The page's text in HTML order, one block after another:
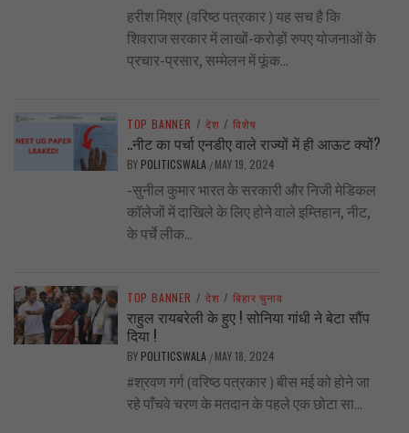
हरीश मिश्र (वरिष्ठ पत्रकार ) यह सच है कि
शिवराज सरकार में लाखों-करोड़ों रुपए योजनाओं के
प्रचार-प्रसार, सम्मेलन में फूंक...
TOP BANNER / देश / विशेष
..नीट का पर्चा एनडीए वाले राज्यों में ही आऊट क्यों?
BY POLITICSWALA / MAY 19, 2024
-सुनील कुमार भारत के सरकारी और निजी मेडिकल
कॉलेजों में दाखिले के लिए होने वाले इम्तिहान, नीट,
के पर्चे लीक...
TOP BANNER / देश / बिहार चुनाव
राहुल रायबरेली के हुए ! सोनिया गांधी ने बेटा सौंप
दिया !
BY POLITICSWALA / MAY 18, 2024
#श्रवण गर्ग (वरिष्ठ पत्रकार ) बीस मई को होने जा
रहे पाँचवे चरण के मतदान के पहले एक छोटा सा...